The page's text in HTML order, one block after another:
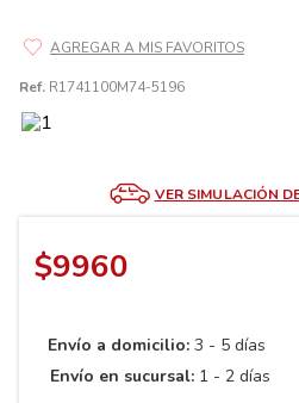
Ref. R1741100M74-5196
VER SIMULACIÓN
$9960
Envío a domicilio: 3 - 5 días
Envío en sucursal: 1 - 2 días10